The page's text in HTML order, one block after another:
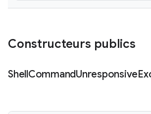
Constructeurs publics
ShellCommandUnresponsive